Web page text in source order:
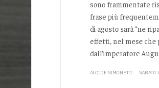
sono frammentate
frase più
di agosto sarà “ne
effetti, nel mese che
dall’imperatore
ALCIDE SIMONETTI SABATO